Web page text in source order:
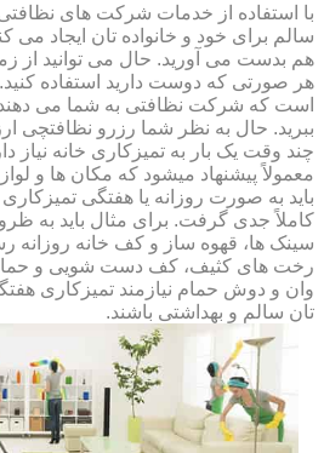
با استفاده از خدمات شرکت های
سالم برای خود و خانواده تان ایجاد می
هم بدست می آورید. حال می توانید از
هر صورتی که دوست دارید استفاده
است که شرکت نظافتی به شما می دهند
ببرید. حال به نظر شما رزرو نظافتچی
چند وقت یک بار به تمیزکاری خانه نیاز
معمولاً پیشنهاد میشود که مکان ها و
باید به صورت روزانه یا هفتگی تمیزکاری
کاملاً جدی گرفت. برای مثال باید به
سینک ها، قهوه ساز و کف خانه روزانه
رخت های کثیف، کف دست شویی و
وان و دوش حمام نیازمند تمیزکاری
تان سالم و بهداشتی باشند.